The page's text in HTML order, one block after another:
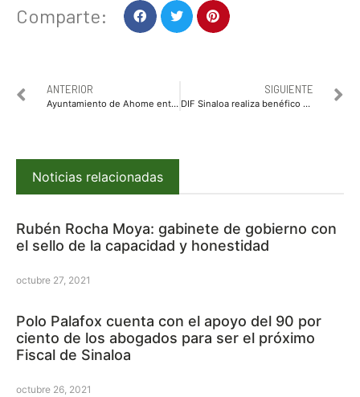
Comparte:
ANTERIOR
Ayuntamiento de Ahome entregará estufas ecológicas a familias necesitadas
SIGUIENTE
DIF Sinaloa realiza benéfico «Desayuno del Sombrero»
Noticias relacionadas
Rubén Rocha Moya: gabinete de gobierno con
el sello de la capacidad y honestidad
octubre 27, 2021
Polo Palafox cuenta con el apoyo del 90 por
ciento de los abogados para ser el próximo
Fiscal de Sinaloa
octubre 26, 2021